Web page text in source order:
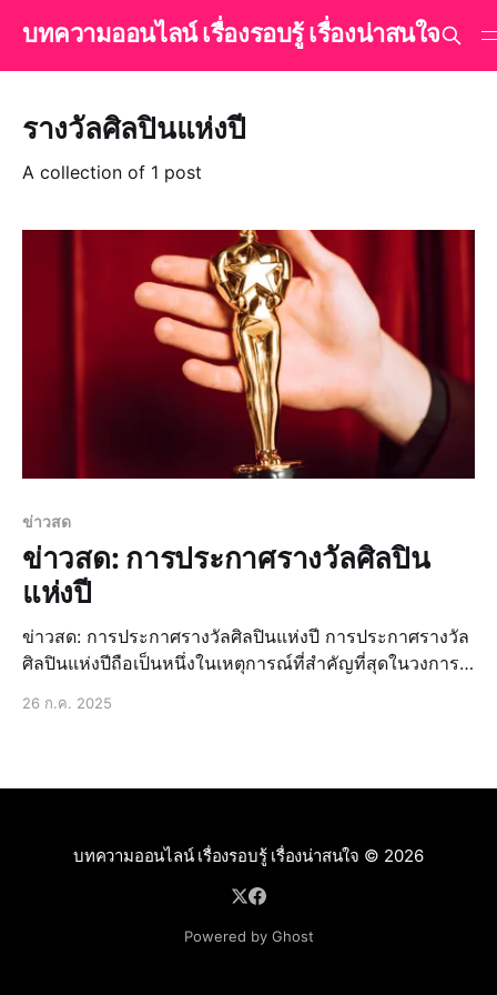
บทความออนไลน์ เรื่องรอบรู้ เรื่องน่าสนใจ
รางวัลศิลปินแห่งปี
A collection of 1 post
ข่าวสด
ข่าวสด: การประกาศรางวัลศิลปิน
แห่งปี
ข่าวสด: การประกาศรางวัลศิลปินแห่งปี การประกาศรางวัล
ศิลปินแห่งปีถือเป็นหนึ่งในเหตุการณ์ที่สำคัญที่สุดในวงการ
26 ก.ค. 2025
บทความออนไลน์ เรื่องรอบรู้ เรื่องน่าสนใจ © 2026
Powered by Ghost